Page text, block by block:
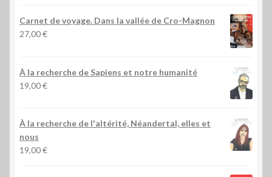
Carnet de voyage. Dans la vallée de Cro-Magnon
27,00€
À la recherche de Sapiens et notre humanité
19,00€
À la recherche de l'altérité, Néandertal, elles et
nous
19,00€